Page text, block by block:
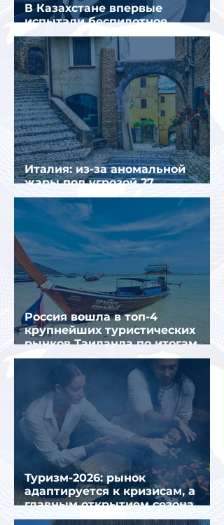
В Казахстане впервые
испытали беспилотное
аэротакси с пассажирами
Италия: из-за аномальной
жары под угрозой 27
крупнейших городов
Россия вошла в топ-4
крупнейших туристических
рынков Таиланда по итогам
семи месяцев 2026 года
Туризм-2026: рынок
адаптируется к кризисам, а
главным открытием сезона
стал Вьетнам